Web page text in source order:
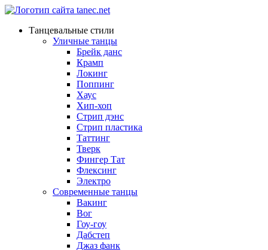
Танцевальные стили
Уличные танцы
Брейк данс
Крамп
Локинг
Поппинг
Хаус
Хип-хоп
Стрип дэнс
Стрип пластика
Таттинг
Тверк
Фингер Тат
Флексинг
Электро
Современные танцы
Вакинг
Вог
Гоу-гоу
Дабстеп
Джаз фанк